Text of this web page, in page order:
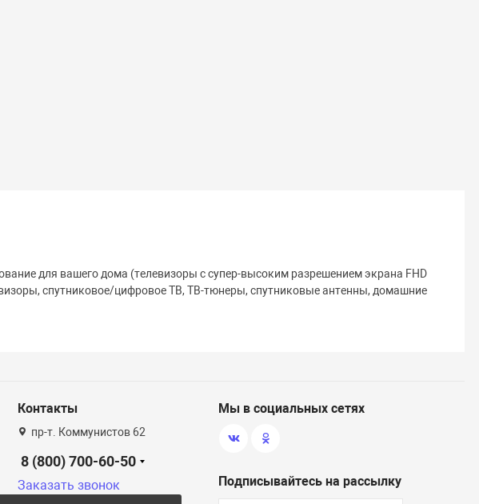
для вашего дома (телевизоры с супер-высоким разрешением экрана FHD
спутниковое/цифровое ТВ, ТВ-тюнеры, спутниковые антенны, домашние
Контакты
пр-т. Коммунистов 62
8 (800) 700-60-50
Заказать звонок
Мы в социальных сетях
Подписывайтесь на рассылку